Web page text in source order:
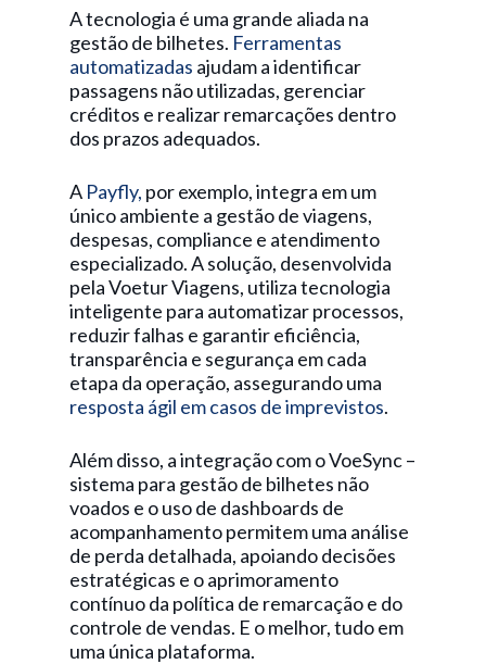
A tecnologia é uma grande aliada na
gestão de bilhetes. Ferramentas
automatizadas ajudam a identificar
passagens não utilizadas, gerenciar
créditos e realizar remarcações dentro
dos prazos adequados.
A Payfly, por exemplo, integra em um
único ambiente a gestão de viagens,
despesas, compliance e atendimento
especializado. A solução, desenvolvida
pela Voetur Viagens, utiliza tecnologia
inteligente para automatizar processos,
reduzir falhas e garantir eficiência,
transparência e segurança em cada
etapa da operação, assegurando uma
resposta ágil em casos de imprevistos.
Além disso, a integração com o VoeSync –
sistema para gestão de bilhetes não
voados e o uso de dashboards de
acompanhamento permitem uma análise
de perda detalhada, apoiando decisões
estratégicas e o aprimoramento
contínuo da política de remarcação e do
controle de vendas. E o melhor, tudo em
uma única plataforma.